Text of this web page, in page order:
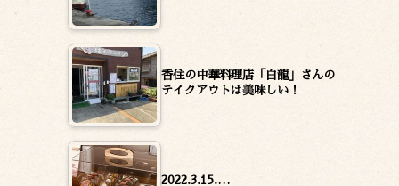
香住の中華料理店「白龍」さんの
テイクアウトは美味しい！
2022.3.15.…